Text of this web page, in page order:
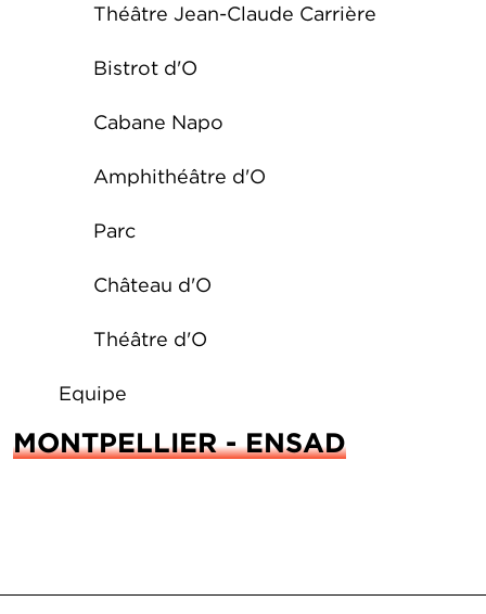
Théâtre Jean-Claude Carrière
Bistrot d'O
Cabane Napo
Amphithéâtre d'O
Parc
Château d'O
Théâtre d'O
Equipe
MONTPELLIER - ENSAD